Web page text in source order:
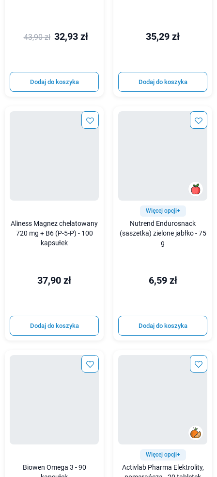
43,90 zł 32,93 zł
Dodaj do koszyka
35,29 zł
Dodaj do koszyka
Aliness Magnez chelatowany
720 mg + B6 (P-5-P) - 100
kapsułek
37,90 zł
Dodaj do koszyka
Więcej opcji+
Nutrend Endurosnack
(saszetka) zielone jabłko - 75
g
6,59 zł
Dodaj do koszyka
Biowen Omega 3 - 90
Więcej opcji+
Activlab Pharma Elektrolity,